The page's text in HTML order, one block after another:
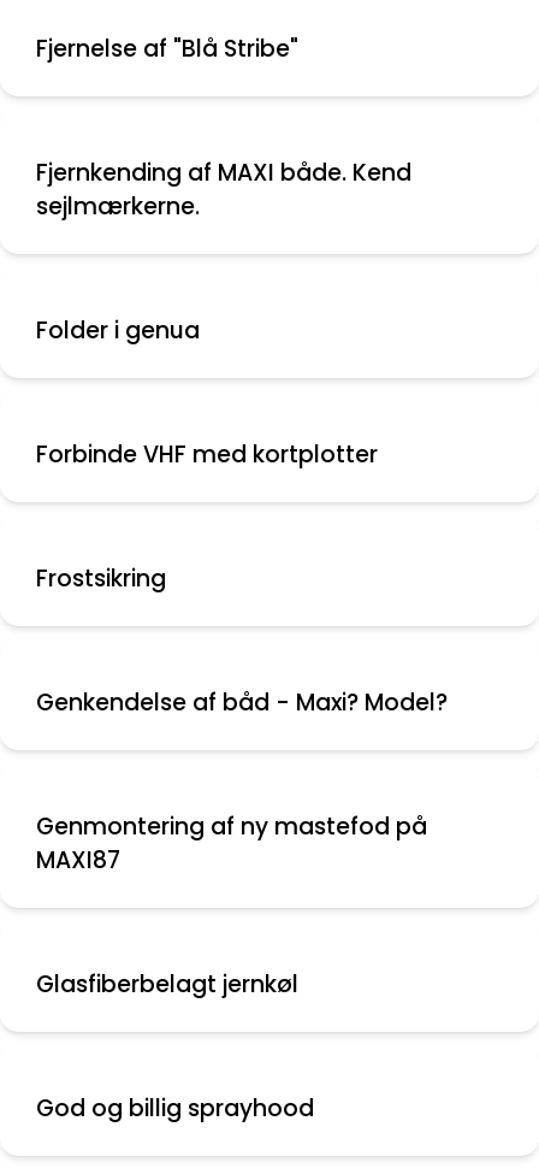
Fjernelse af "Blå Stribe"
Fjernkending af MAXI både. Kend
sejlmærkerne.
Folder i genua
Forbinde VHF med kortplotter
Frostsikring
Genkendelse af båd - Maxi? Model?
Genmontering af ny mastefod på
MAXI87
Glasfiberbelagt jernkøl
God og billig sprayhood